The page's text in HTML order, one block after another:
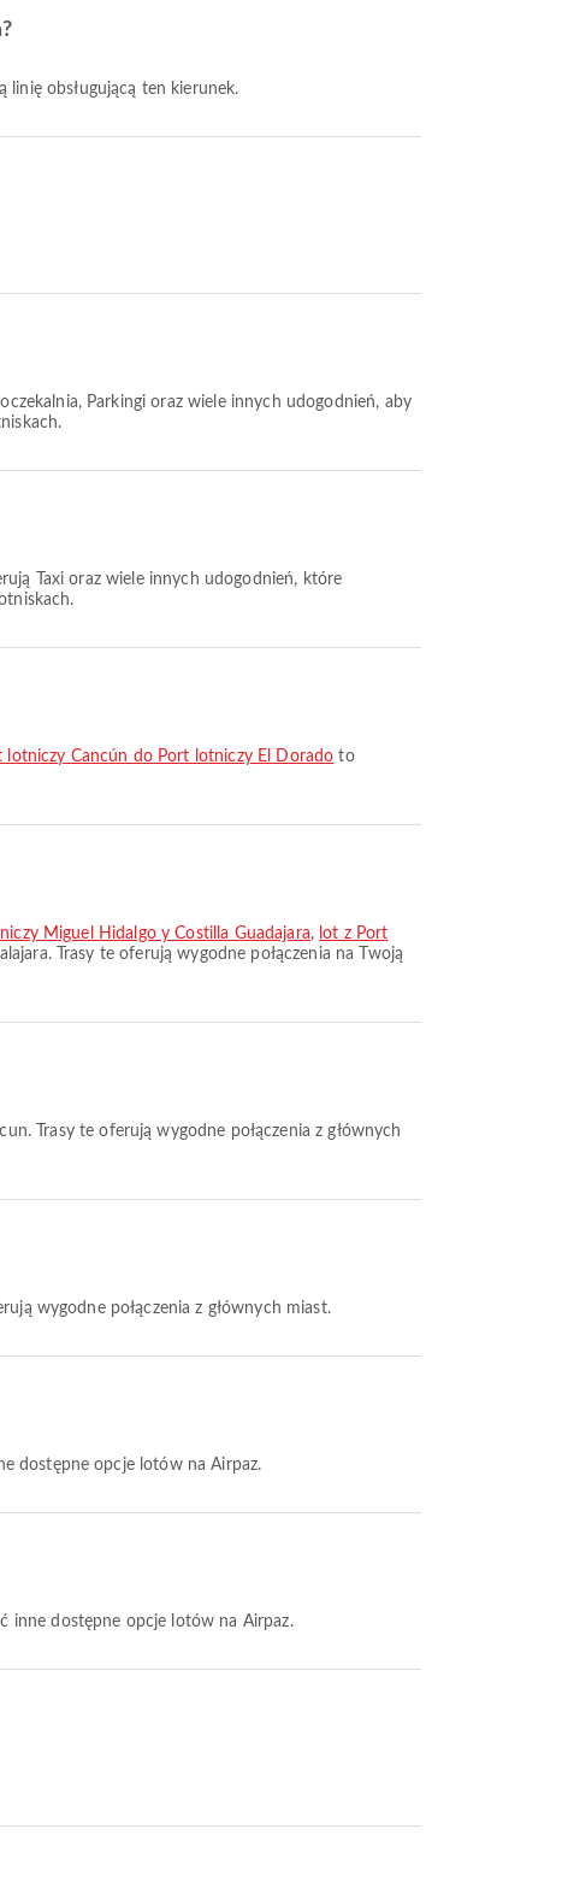
linię obsługującą ten kierunek.
Parkingi oraz wiele innych udogodnień, aby
Taxi oraz wiele innych udogodnień, które
lotniczy Cancún do Port lotniczy El Dorado to
Miguel Hidalgo y Costilla Guadajara, lot z Port
Trasy te oferują wygodne połączenia na Twoją
Trasy te oferują wygodne połączenia z głównych
wygodne połączenia z głównych miast.
dostępne opcje lotów na Airpaz.
inne dostępne opcje lotów na Airpaz.